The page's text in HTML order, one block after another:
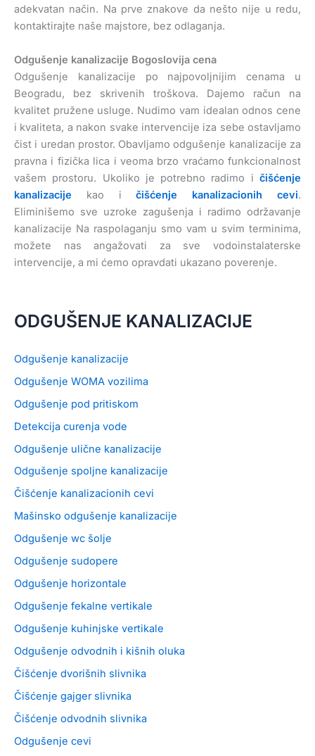
adekvatan način. Na prve znakove da nešto nije u redu,
kontaktirajte naše majstore, bez odlaganja.
Odgušenje kanalizacije Bogoslovija cena
Odgušenje kanalizacije po najpovoljnijim cenama u
Beogradu, bez skrivenih troškova. Dajemo račun na
kvalitet pružene usluge. Nudimo vam idealan odnos cene
i kvaliteta, a nakon svake intervencije iza sebe ostavljamo
čist i uredan prostor. Obavljamo odgušenje kanalizacije za
pravna i fizička lica i veoma brzo vraćamo funkcionalnost
vašem prostoru. Ukoliko je potrebno radimo i čišćenje
kanalizacije kao ičišćenje kanalizacionih cevi.
Eliminišemo sve uzroke zagušenja i radimo održavanje
kanalizacije Na raspolaganju smo vam u svim terminima,
možete nas angažovati za sve vodoinstalaterske
intervencije, a mi ćemo opravdati ukazano poverenje.
ODGUŠENJE KANALIZACIJE
Odgušenje kanalizacije
Odgušenje WOMA vozilima
Odgušenje pod pritiskom
Detekcija curenja vode
Odgušenje ulične kanalizacije
Odgušenje spoljne kanalizacije
Čišćenje kanalizacionih cevi
Mašinsko odgušenje kanalizacije
Odgušenje wc šolje
Odgušenje sudopere
Odgušenje horizontale
Odgušenje fekalne vertikale
Odgušenje kuhinjske vertikale
Odgušenje odvodnih i kišnih oluka
Čišćenje dvorišnih slivnika
Čišćenje gajger slivnika
Čišćenje odvodnih slivnika
Odgušenje cevi